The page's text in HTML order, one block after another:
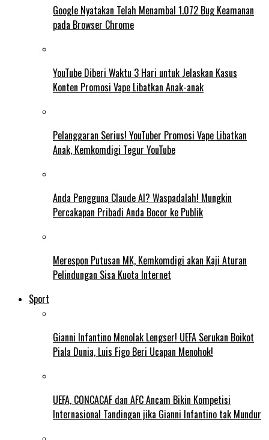
Google Nyatakan Telah Menambal 1.072 Bug Keamanan
pada Browser Chrome
YouTube Diberi Waktu 3 Hari untuk Jelaskan Kasus
Konten Promosi Vape Libatkan Anak-anak
Pelanggaran Serius! YouTuber Promosi Vape Libatkan
Anak, Kemkomdigi Tegur YouTube
Anda Pengguna Claude AI? Waspadalah! Mungkin
Percakapan Pribadi Anda Bocor ke Publik
Merespon Putusan MK, Kemkomdigi akan Kaji Aturan
Pelindungan Sisa Kuota Internet
Sport
Gianni Infantino Menolak Lengser! UEFA Serukan Boikot
Piala Dunia, Luis Figo Beri Ucapan Menohok!
UEFA, CONCACAF dan AFC Ancam Bikin Kompetisi
Internasional Tandingan jika Gianni Infantino tak Mundur